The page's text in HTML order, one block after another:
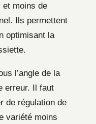
et moins de
Ils permettent
optimisant la
l’angle de la
erreur. Il faut
de régulation de
variété moins